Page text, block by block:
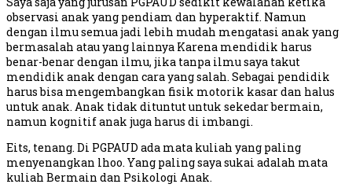
observasi anak yang pendiam dan hyperaktif. Namun
dengan ilmu semua jadi lebih mudah mengatasi anak yang
bermasalah atau yang lainnya Karena mendidik harus
benar-benar dengan ilmu, jika tanpa ilmu saya takut
mendidik anak dengan cara yang salah. Sebagai pendidik
harus bisa mengembangkan fisik motorik kasar dan halus
untuk anak. Anak tidak dituntut untuk sekedar bermain,
namun kognitif anak juga harus di imbangi.
Eits, tenang. Di PGPAUD ada mata kuliah yang paling
menyenangkan lhoo. Yang paling saya sukai adalah mata
kuliah Bermain dan Psikologi Anak.